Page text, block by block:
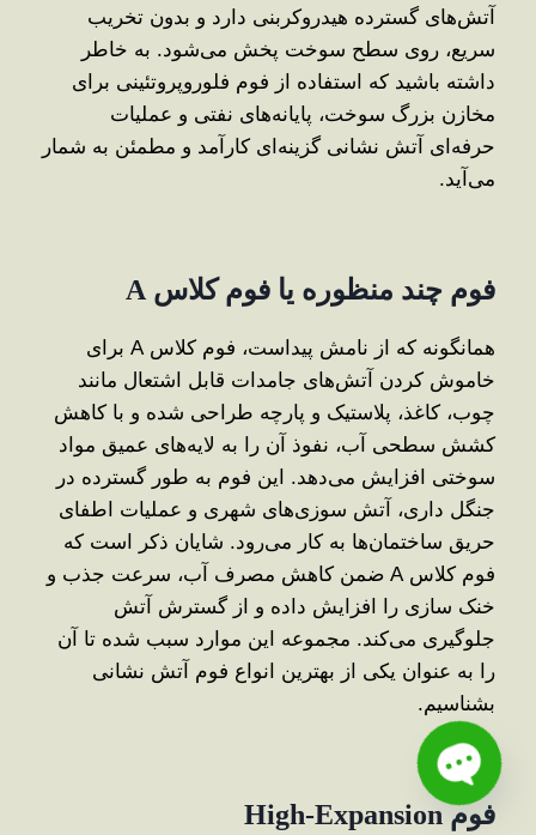
آتش‌های گسترده هیدروکربنی دارد و بدون تخریب
سریع، روی سطح سوخت پخش می‌شود. به خاطر
داشته باشید که استفاده از فوم فلوروپروتئینی برای
مخازن بزرگ سوخت، پایانه‌های نفتی و عملیات
حرفه‌ای آتش ‌نشانی گزینه‌ای کارآمد و مطمئن به شمار
می‌آید.
فوم چند منظوره یا فوم کلاس
همانگونه که از نامش پیداست، فوم کلاس A برای
خاموش ‌کردن آتش‌های جامدات قابل اشتعال مانند
چوب، کاغذ، پلاستیک و پارچه طراحی شده و با کاهش
کشش سطحی آب، نفوذ آن را به لایه‌های عمیق مواد
سوختی افزایش می‌دهد. این فوم به ‌طور گسترده در
جنگل ‌داری، آتش ‌سوزی‌های شهری و عملیات اطفای
حریق ساختمان‌ها به کار می‌رود. شایان ذکر است که
فوم کلاس A ضمن کاهش مصرف آب، سرعت جذب و
خنک ‌سازی را افزایش داده و از گسترش آتش
جلوگیری می‌کند. مجموعه این موارد سبب شده تا آن
را به عنوان یکی از بهترین انواع فوم آتش نشانی
بشناسیم.
فومHigh-Expansion
Open